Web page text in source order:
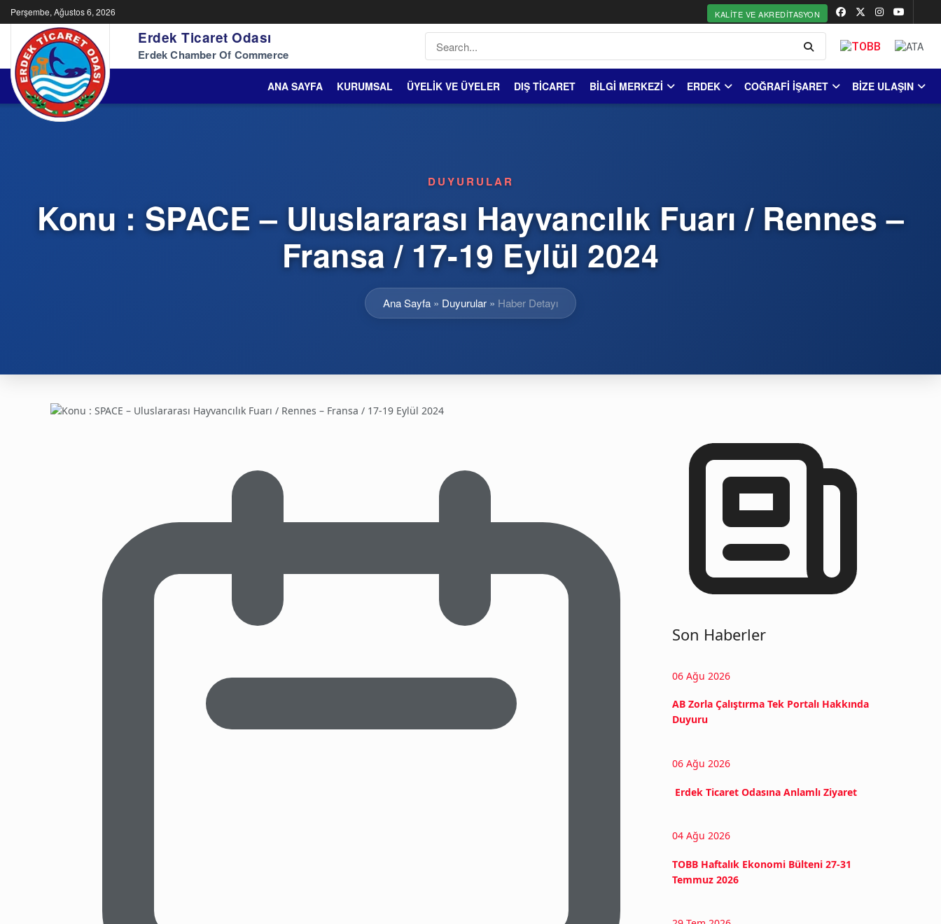
Perşembe, Ağustos 6, 2026 KALITE VE AKREDITASYON
Erdek Ticaret Odası
Erdek Chamber Of Commerce
ANA SAYFA KURUMSAL ÜYELİK VE ÜYELER DIŞ TİCARET BİLGİ MERKEZİ ERDEK COĞRAFİ İŞARET BİZE ULAŞIN
DUYURULAR
Konu : SPACE – Uluslararası Hayvancılık Fuarı / Rennes –
Fransa / 17-19 Eylül 2024
Ana Sayfa » Duyurular » Haber Detayı
Son Haberler
06 Ağu 2026
AB Zorla Çalıştırma Tek Portalı Hakkında
Duyuru
06 Ağu 2026
Erdek Ticaret Odasına Anlamlı Ziyaret
04 Ağu 2026
TOBB Haftalık Ekonomi Bülteni 27-31
Temmuz 2026